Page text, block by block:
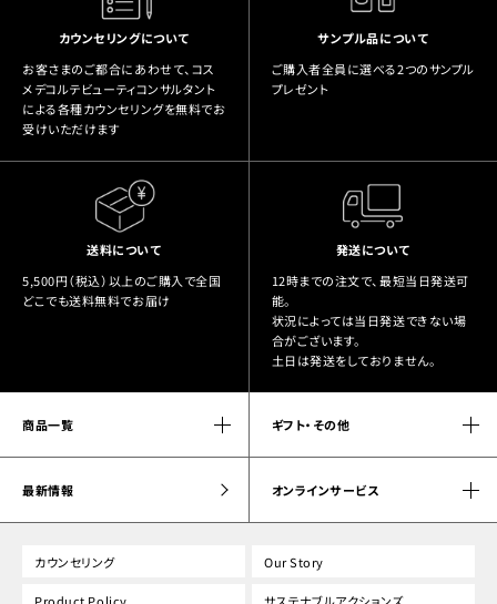
カウンセリングについて
お客さまのご都合にあわせて、コス
メデコルテビューティコンサルタント
による各種カウンセリングを無料でお
受けいただけます
サンプル品について
ご購入者全員に選べる2つのサンプル
プレゼント
送料について
5,500円（税込）以上のご購入で全国
どこでも送料無料でお届け
発送について
12時までの注文で、最短当日発送可
能。
状況によっては当日発送できない場
合がございます。
土日は発送をしておりません。
商品一覧 ギフト・その他
最新情報 オンラインサービス
カウンセリング Our Story